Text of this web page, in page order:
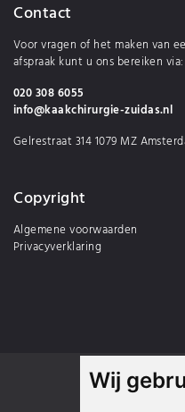
Wij
Contact
Voor vragen of het maken van
afspraak kunt u ons bereiken via:
020 308 6055
info@kaakchirurgie-zuidas.nl
Gelrestraat 314 1079 MZ
Copyright
Algemene voorwaarden
Privacyverklaring